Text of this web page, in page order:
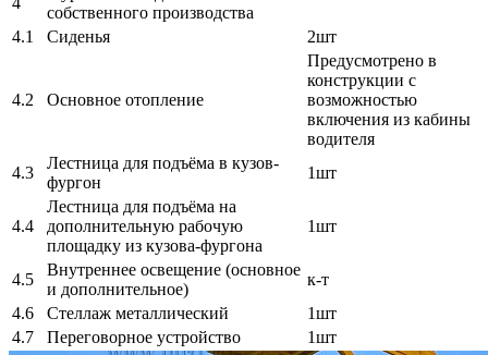
собственного производства
4.1
Сиденья 2шт
4.2 Основное отопление
Предусмотрено в
конструкции с
возможностью
включения из кабины
водителя
4.3
Лестница для подъёма в кузов-
фургон
1шт
4.4
Лестница для подъёма на
дополнительную рабочую
площадку из кузова-фургона
1шт
4.5
Внутреннее освещение (основное
и дополнительное)
к-т
4.6
Стеллаж металлический
1шт
4.7
Переговорное устройство 1шт